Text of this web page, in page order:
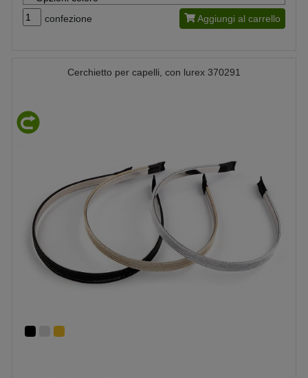
confezione Aggiungi al carrello
Cerchietto per capelli, con lurex 370291